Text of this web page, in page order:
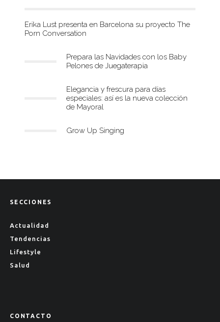
Erika Lust presenta en Barcelona su proyecto The
Porn Conversation
Prepara las Navidades con los Baby
Pelones de Juegaterapia
Elegancia y frescura para días
especiales: así es la nueva colección
de Mayoral
Grow Up Singing
SECCIONES
Actualidad
Tendencias
Lifestyle
Salud
CONTACTO